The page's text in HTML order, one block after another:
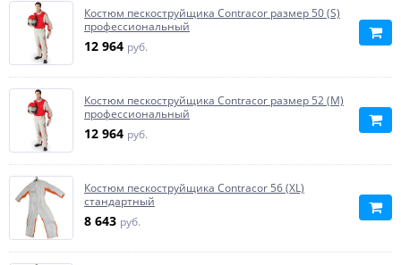
Костюм пескоструйщика Contracor размер 50 (S)
профессиональный
12 964 руб.
Костюм пескоструйщика Contracor размер 52 (M)
профессиональный
12 964 руб.
Костюм пескоструйщика Contracor 56 (XL)
стандартный
8 643 руб.